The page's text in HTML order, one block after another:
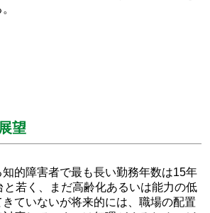
望
的障害者で最も長い勤務年数は15年
若く、まだ高齢化あるいは能力の低
ていないが将来的には、職場の配置